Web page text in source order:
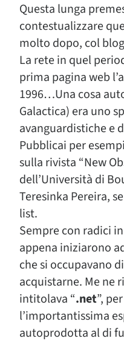
Questa lunga
contestualizzare
molto dopo, col
La rete in quel
prima pagina web
1996…Una cosa
Galactica) era uno
avanguardistiche e
Pubblicai per
sulla rivista “New
dell’Università di
Teresinka Pereira,
list.
Sempre con radici
appena iniziarono
che si occupavano
acquistarne. Me ne
intitolava “.net”,
l’importantissima
autoprodotta al di